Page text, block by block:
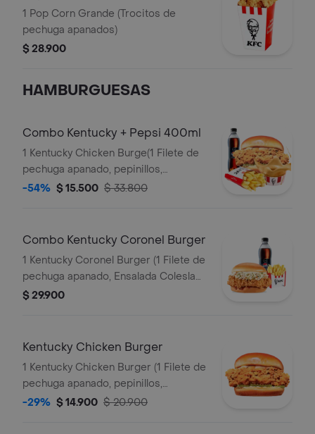
1 Pop Corn Grande (Trocitos de
pechuga apanados)
$ 28.900
HAMBURGUESAS
Combo Kentucky + Pepsi 400ml
1 Kentucky Chicken Burge(1 Filete de
pechuga apanado, pepinillos,
mayonesa premium y mantequilla) + 1
-54% $ 15.500 $ 33.800
Combo Kentucky Coronel Burger
1 Kentucky Coronel Burger (1 Filete de
pechuga apanado, Ensalada Coleslaw,
BBQ y mantequilla) + 1 Papa Pequeña
$ 29.900
Kentucky Chicken Burger
1 Kentucky Chicken Burger (1 Filete de
pechuga apanado, pepinillos,
mayonesa premium y mantequilla)
-29% $ 14.900 $ 20.900